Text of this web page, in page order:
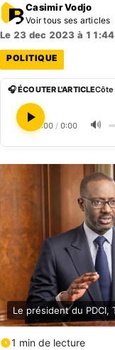
Casimir Vodjo
Voir tous ses articles
Le 23 dec 2023 à 11:44
POLITIQUE
🎧 ÉCOUTER L'ARTICLE
0:00 / 0:00 🔊
Le président du PDCI,
1 min de lecture